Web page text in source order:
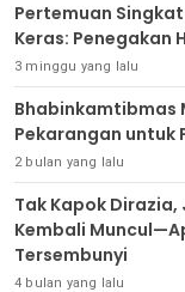
Pertemuan
Keras: Penegakan
3 minggu yang lalu
Bhabinkamtibmas
Pekarangan untuk
2 bulan yang lalu
Tak Kapok
Kembali
Tersembunyi
4 bulan yang lalu